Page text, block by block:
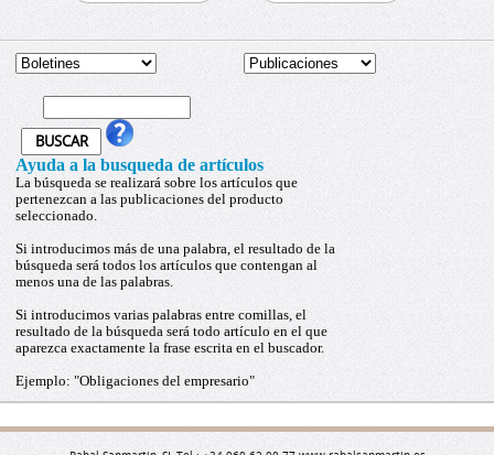
Ayuda a la busqueda de artículos
La búsqueda se realizará sobre los artículos que
pertenezcan a las publicaciones del producto
seleccionado.
Si introducimos más de una palabra, el resultado de la
búsqueda será todos los artículos que contengan al
menos una de las palabras.
Si introducimos varias palabras entre comillas, el
resultado de la búsqueda será todo artículo en el que
aparezca exactamente la frase escrita en el buscador.
Ejemplo: "Obligaciones del empresario"